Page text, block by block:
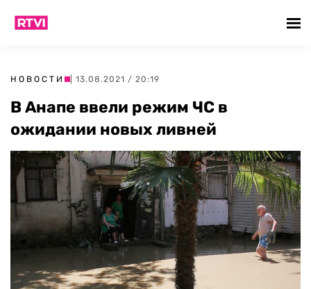
НОВОСТИ | 13.08.2021 / 20:19
В Анапе ввели режим ЧС в
ожидании новых ливней